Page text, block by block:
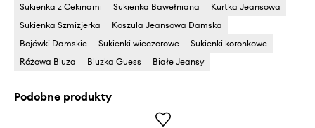
Sukienka z Cekinami
Sukienka Bawełniana
Kurtka Jeansowa
Sukienka Szmizjerka
Koszula Jeansowa Damska
Bojówki Damskie
Sukienki wieczorowe
Sukienki koronkowe
Różowa Bluza
Bluzka Guess Białe Jeansy
Podobne produkty